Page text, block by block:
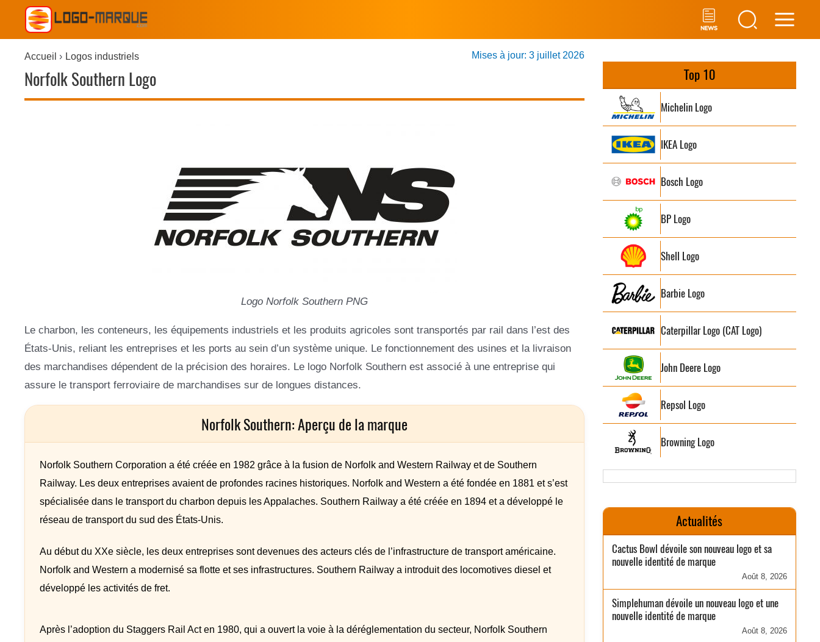
Accueil Logos industriels
Norfolk Southern Logo
Mises à jour: 3 juillet 2026
Logo Norfolk Southern PNG
Le charbon, les conteneurs, les équipements industriels et les produits agricoles sont transportés par rail dans l’est des
États-Unis, reliant les entreprises et les ports au sein d’un système unique. Le fonctionnement des usines et la livraison
des marchandises dépendent de la précision des horaires. Le logo Norfolk Southern est associé à une entreprise qui
assure le transport ferroviaire de marchandises sur de longues distances.
Norfolk Southern: Aperçu de la marque
Norfolk Southern Corporation a été créée en 1982 grâce à la fusion de Norfolk and Western Railway et de Southern
Railway. Les deux entreprises avaient de profondes racines historiques. Norfolk and Western a été fondée en 1881 et s’est
spécialisée dans le transport du charbon depuis les Appalaches. Southern Railway a été créée en 1894 et a développé le
réseau de transport du sud des États-Unis.
Au début du XXe siècle, les deux entreprises sont devenues des acteurs clés de l’infrastructure de transport américaine.
Norfolk and Western a modernisé sa flotte et ses infrastructures. Southern Railway a introduit des locomotives diesel et
développé les activités de fret.
Après l’adoption du Staggers Rail Act en 1980, qui a ouvert la voie à la déréglementation du secteur, Norfolk Southern
Top 10
Michelin Logo
IKEA Logo
Bosch Logo
BP Logo
Shell Logo
Barbie Logo
Caterpillar Logo (CAT Logo)
John Deere Logo
Repsol Logo
Browning Logo
Actualités
Cactus Bowl dévoile son nouveau logo et sa
nouvelle identité de marque
Août 8, 2026
Simplehuman dévoile un nouveau logo et une
nouvelle identité de marque
Août 8, 2026